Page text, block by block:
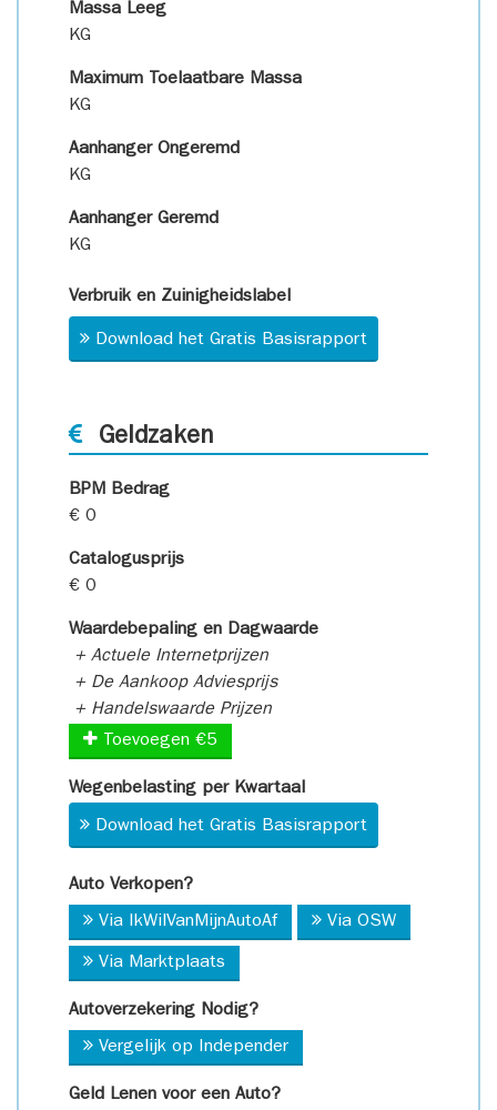
Massa Leeg
KG
Maximum Toelaatbare Massa
KG
Aanhanger Ongeremd
KG
Aanhanger Geremd
KG
Verbruik en Zuinigheidslabel
Download het Gratis Basisrapport
Geldzaken
BPM Bedrag
€ 0
Catalogusprijs
€ 0
Waardebepaling en Dagwaarde
+ Actuele Internetprijzen
+ De Aankoop Adviesprijs
+ Handelswaarde Prijzen
Toevoegen €5
Wegenbelasting per Kwartaal
Download het Gratis Basisrapport
Auto Verkopen?
Via IkWilVanMijnAutoAf Via OSW
Via Marktplaats
Autoverzekering Nodig?
Vergelijk op Independer
Geld Lenen voor een Auto?